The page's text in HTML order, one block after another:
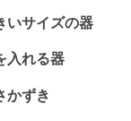
サイズの器
入れる器
かずき